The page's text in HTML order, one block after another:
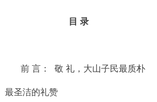
目 录
前 言： 敬 礼，大山子民最质朴
最圣洁的礼赞